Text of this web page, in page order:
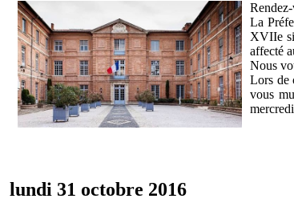
La
XVIIe
affecté
Nous
Lors de
vous
lundi 31 octobre 2016